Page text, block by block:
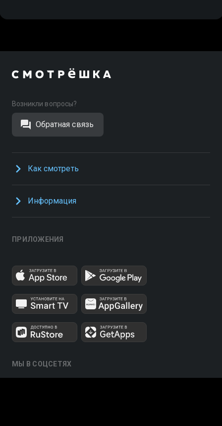
Возникли вопросы?
Обратная связь
Как смотреть
Информация
ПРИЛОЖЕНИЯ
МЫ В СОЦСЕТЯХ